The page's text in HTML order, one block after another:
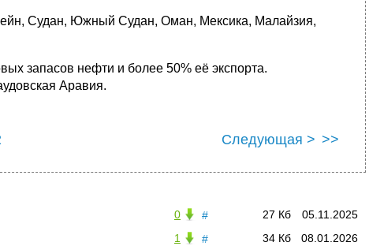
Судан, Южный Судан, Оман, Мексика, Малайзия,
запасов нефти и более 50% её экспорта.
Аравия.
Следующая > >>
# 05.11.2025
27 Кб
0
#
08.01.2026
34 Кб
1